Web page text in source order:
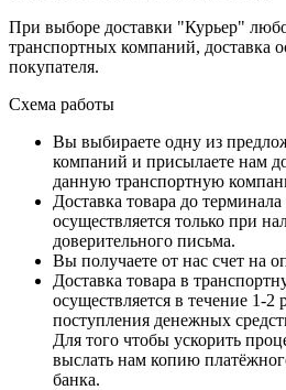
При выборе доставки "Курьер"
транспортных компаний, доставка
покупателя.
Схема работы
Вы выбираете одну из
компаний и присылаете нам
данную транспортную
Доставка товара до
осуществляется только при
доверительного письма.
Вы получаете от нас счет на
Доставка товара в
осуществляется в течение 1-2
поступления денежных
Для того чтобы ускорить
выслать нам копию
банка.